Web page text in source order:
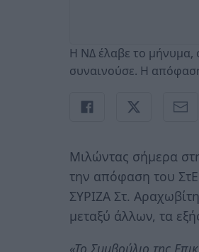
Η ΝΔ έλαβε το μήνυμα,
συναινούσε. Η
Μιλώντας σήμερα
την απόφαση του ΣτΕ
ΣΥΡΙΖΑ Στ.
μεταξύ άλλων, τα
«Το Συμβούλιο της